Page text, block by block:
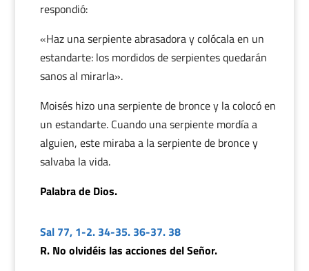
respondió:
«Haz una serpiente abrasadora y colócala en un
estandarte: los mordidos de serpientes quedarán
sanos al mirarla».
Moisés hizo una serpiente de bronce y la colocó en
un estandarte. Cuando una serpiente mordía a
alguien, este miraba a la serpiente de bronce y
salvaba la vida.
Palabra de Dios.
Sal 77, 1-2. 34-35. 36-37. 38
R. No olvidéis las acciones del Señor.